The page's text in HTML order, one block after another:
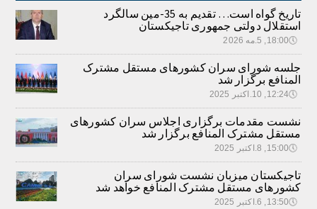
تاریخ گواه است… تقدیم به 35-مین سالگرد
استقلال دولتی جمهوری تاجیکستان
🕔18:00, 5.مه 2026
جلسه شورای سران کشورهای مستقل مشترک
المنافع برگزار شد
🕔12:24, 10.اکتبر 2025
نشست مقدمات برگزاری اجلاس سران کشورهای
مستقل مشترک المنافع برگزار شد
🕔15:00, 8.اکتبر 2025
تاجیکستان میزبان نشست شورای سران
کشورهای مستقل مشترک المنافع خواهد شد
🕔13:50, 6.اکتبر 2025